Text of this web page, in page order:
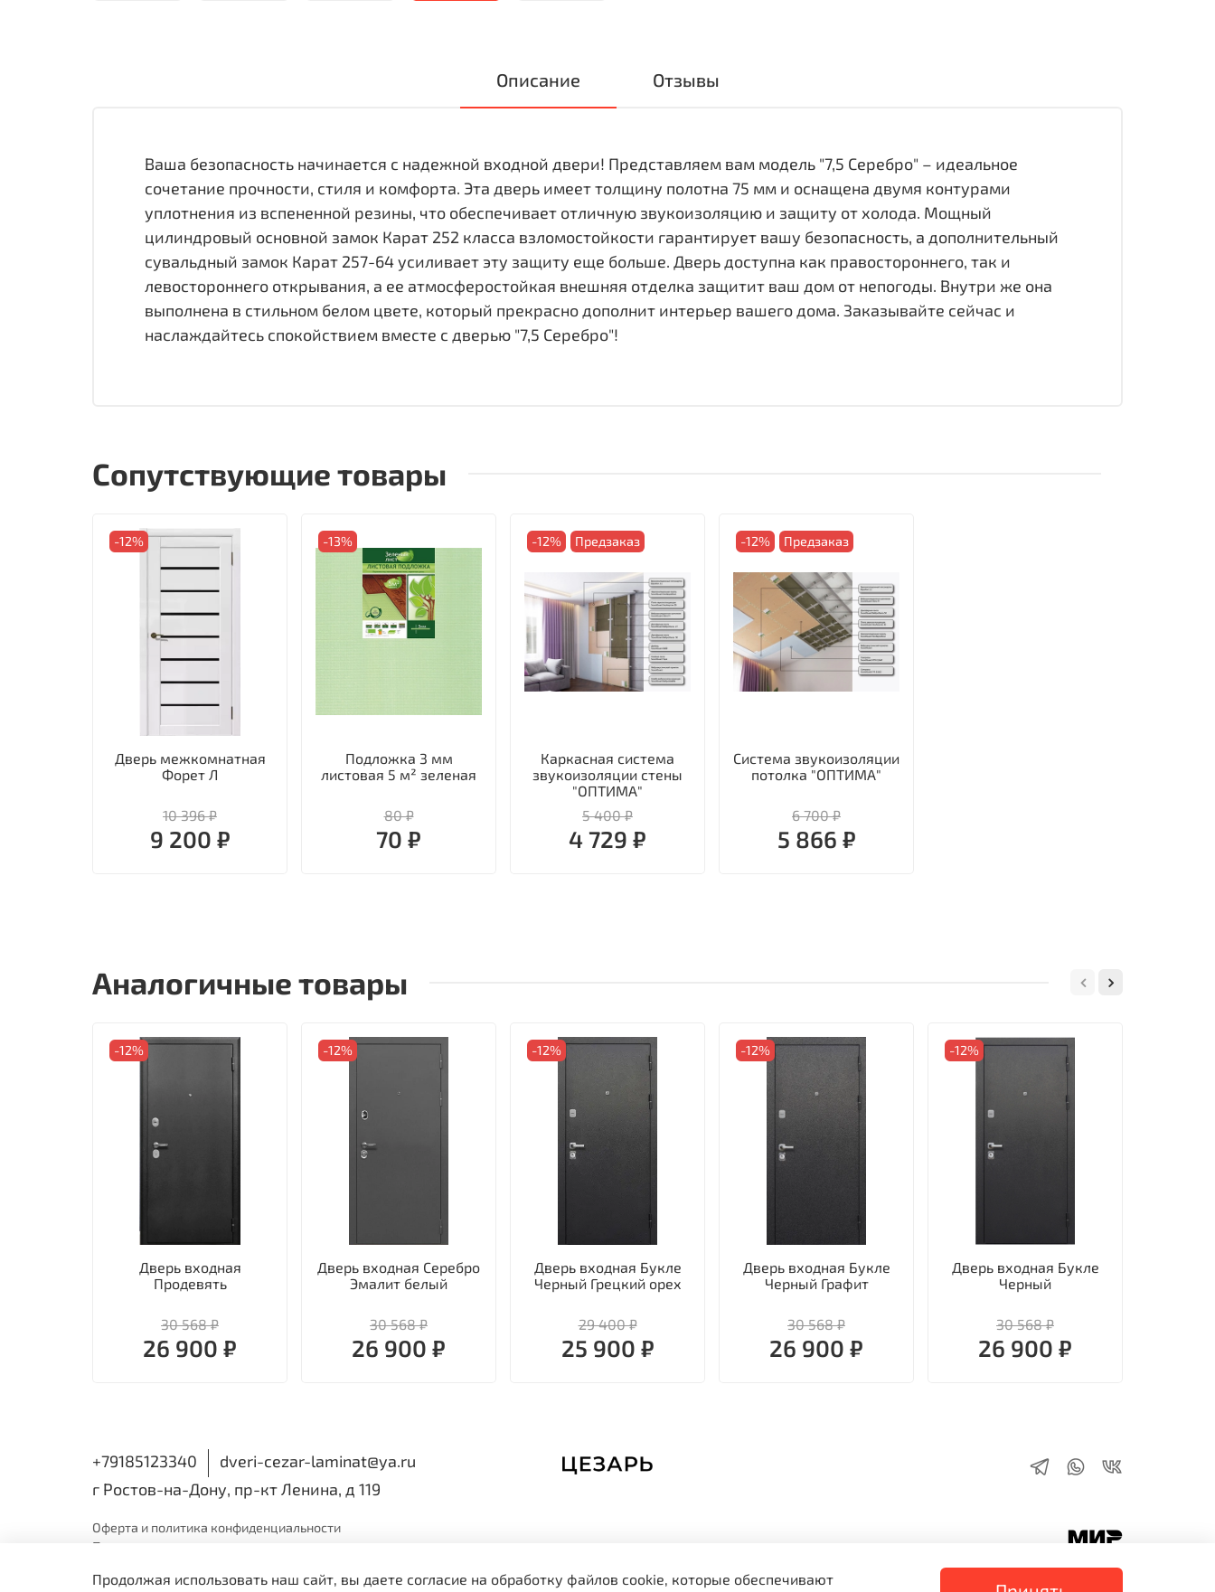
Описание Отзывы
Ваша безопасность начинается с надежной входной двери! Представляем вам модель "7,5 Серебро" – идеальное
сочетание прочности, стиля и комфорта. Эта дверь имеет толщину полотна 75 мм и оснащена двумя контурами
уплотнения из вспененной резины, что обеспечивает отличную звукоизоляцию и защиту от холода. Мощный
цилиндровый основной замок Карат 252 класса взломостойкости гарантирует вашу безопасность, а дополнительный
сувальдный замок Карат 257-64 усиливает эту защиту еще больше. Дверь доступна как правостороннего, так и
левостороннего открывания, а ее атмосферостойкая внешняя отделка защитит ваш дом от непогоды. Внутри же она
выполнена в стильном белом цвете, который прекрасно дополнит интерьер вашего дома. Заказывайте сейчас и
наслаждайтесь спокойствием вместе с дверью "7,5 Серебро"!
Сопутствующие товары
-12%
Дверь межкомнатная
Форет Л
10 396 ₽
9 200 ₽
-13%
Подложка 3 мм
листовая 5 м² зеленая
80 ₽
70 ₽
-12% Предзаказ
Каркасная система
звукоизоляции стены
"ОПТИМА"
5 400 ₽
4 729 ₽
-12% Предзаказ
Система звукоизоляции
потолка "ОПТИМА"
6 700 ₽
5 866 ₽
Аналогичные товары
-12%
Дверь входная
Продевять
30 568 ₽
26 900 ₽
-12%
Дверь входная Серебро
Эмалит белый
30 568 ₽
26 900 ₽
-12%
Дверь входная Букле
Черный Грецкий орех
29 400 ₽
25 900 ₽
-12%
Дверь входная Букле
Черный Графит
30 568 ₽
26 900 ₽
-12%
Дверь входная Букле
Черный
30 568 ₽
26 900 ₽
+79185123340
dveri-cezar-laminat@ya.ru
г Ростов-на-Дону, пр-кт Ленина, д 119
Оферта и политика конфиденциальности
Пользовательское
ИП Семенова Виктория Николаевна
Продолжая использовать наш сайт, вы даете согласие на обработку файлов cookie, которые обеспечивают